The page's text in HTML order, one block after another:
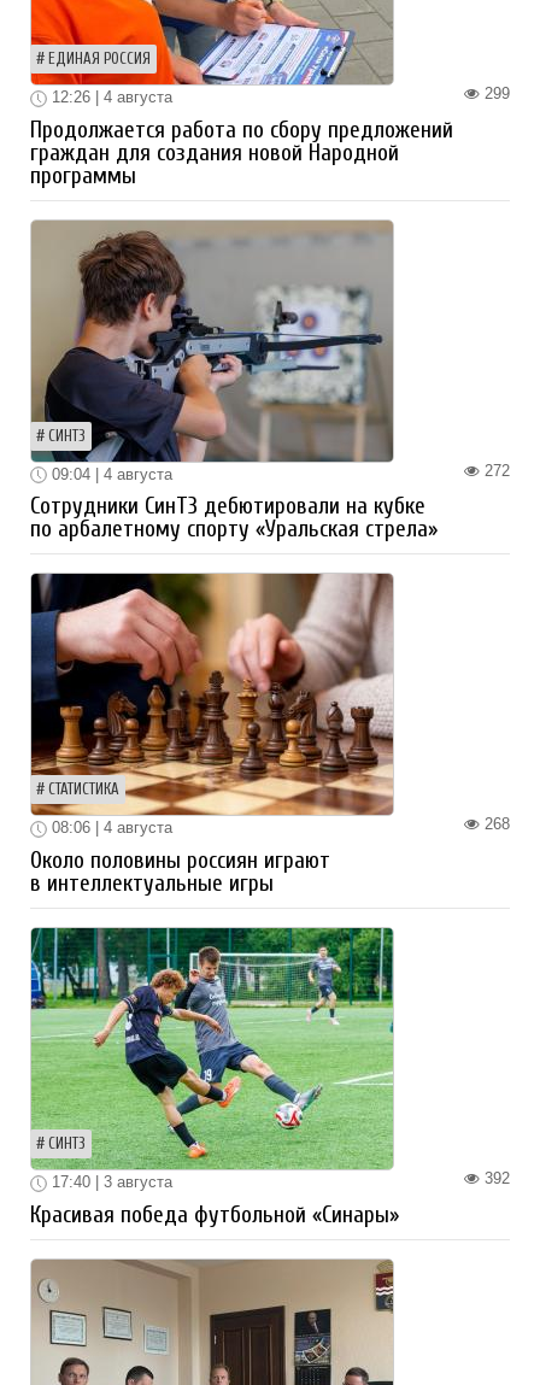
ЕДИНАЯ РОССИЯ
299
12:26 | 4 августа
Продолжается работа по сбору предложений
граждан для создания новой Народной
программы
СИНТЗ
272
09:04 | 4 августа
Сотрудники СинТЗ дебютировали на кубке
по арбалетному спорту «Уральская стрела»
СТАТИСТИКА
268
08:06 | 4 августа
Около половины россиян играют
в интеллектуальные игры
СИНТЗ
392
17:40 | 3 августа
Красивая победа футбольной «Синары»